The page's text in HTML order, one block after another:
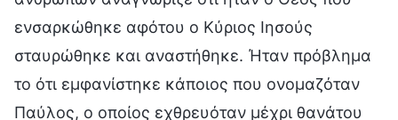
ενσαρκώθηκε αφότου ο Κύριος Ιησούς
σταυρώθηκε και αναστήθηκε. Ήταν πρόβλημα
το ότι εμφανίστηκε κάποιος που ονομαζόταν
Παύλος, ο οποίος εχθρευόταν μέχρι θανάτου